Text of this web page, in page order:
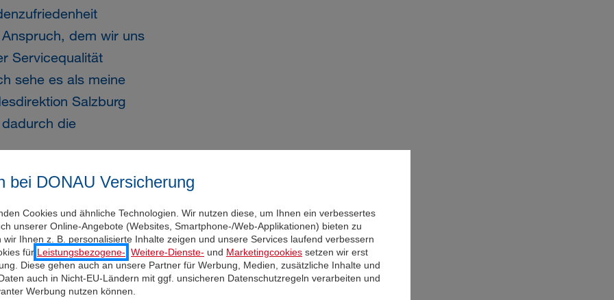
bei DONAU Versicherung
Cookies und ähnliche Technologien. Wir nutzen diese, um Ihnen ein verbessertes
unserer Online-Angebote (Websites, Smartphone-/Web-Applikationen) bieten zu
wir Ihnen z. B. personalisierte Inhalte zeigen und unsere Services laufend verbessern
für Leistungsbezogene- Weitere-Dienste- und Marketingcookies setzen wir erst
Diese gehen auch an unsere Partner für Werbung, Medien, zusätzliche Inhalte und
auch in Nicht-EU-Ländern mit ggf. unsicheren Datenschutzregeln verarbeiten und
Werbung nutzen können.
dem wir uns
Servicequalität
sehe es als meine
Salzburg
die
in der
Sein weiterer
und die Uniqa –